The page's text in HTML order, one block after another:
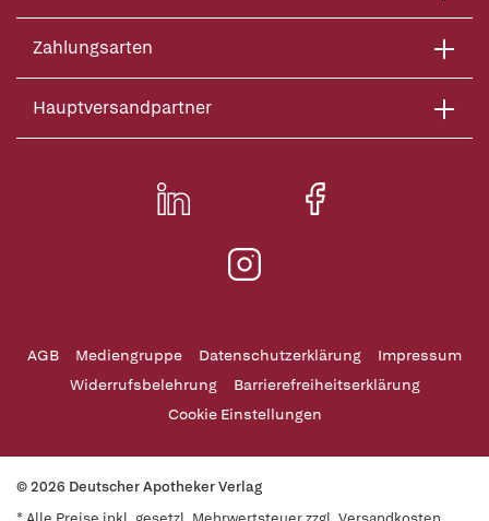
Zahlungsarten
Hauptversandpartner
AGB Mediengruppe Datenschutzerklärung
Impressum
Widerrufsbelehrung
Barrierefreiheitserklärung
Cookie Einstellungen
© 2026 Deutscher Apotheker Verlag